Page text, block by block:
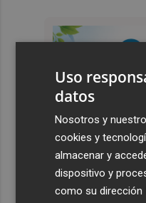
Uso
datos
Nosotros y
cookies y
almacenar y
dispositivo y
como su dirección